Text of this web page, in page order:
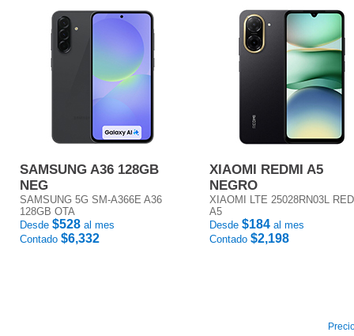
SAMSUNG A36 128GB
NEG
SAMSUNG 5G SM-A366E A36
128GB OTA
Desde $528 al mes
Contado $6,332
XIAOMI REDMI A5
NEGRO
XIAOMI LTE 25028RN03L
A5
Desde $184 al mes
Contado $2,198